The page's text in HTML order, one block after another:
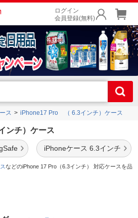
ログイン
会員登録(無料)
ス iPhone17 Pro （ 6.3インチ）ケース
ンチ）ケース
iPhoneケース 6.3インチ
などのiPhone 17 Pro（6.3インチ） 対応ケースを品